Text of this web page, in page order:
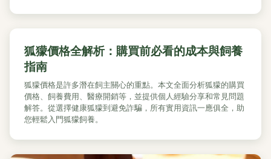
狐獴價格全解析：購買前必看的成本與飼養
指南
狐獴價格是許多潛在飼主關心的重點。本文全面分析狐獴的購買
價格、飼養費用、醫療開銷等，並提供個人經驗分享和常見問題
解答。從選擇健康狐獴到避免詐騙，所有實用資訊一應俱全，助
您輕鬆入門狐獴飼養。